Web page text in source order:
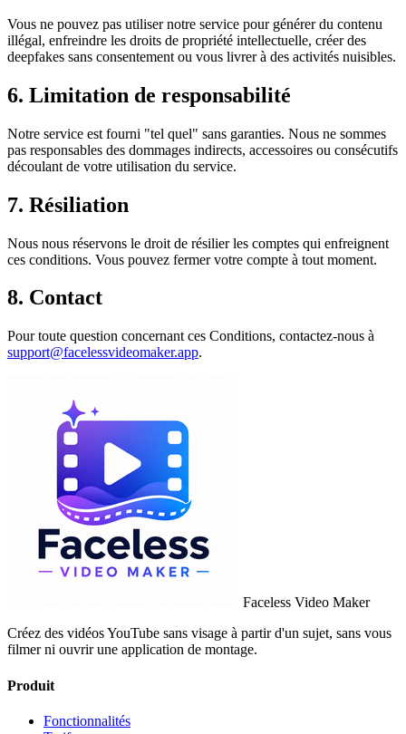
Vous ne pouvez pas utiliser notre service pour générer du contenu
illégal, enfreindre les droits de propriété intellectuelle, créer des
deepfakes sans consentement ou vous livrer à des activités nuisibles.
6. Limitation de responsabilité
Notre service est fourni "tel quel" sans garanties. Nous ne sommes
pas responsables des dommages indirects, accessoires ou consécutifs
découlant de votre utilisation du service.
7. Résiliation
Nous nous réservons le droit de résilier les comptes qui enfreignent
ces conditions. Vous pouvez fermer votre compte à tout moment.
8. Contact
Pour toute question concernant ces Conditions, contactez-nous à
support@facelessvideomaker.app.
Faceless Video Maker
Créez des vidéos YouTube sans visage à partir d'un sujet, sans vous
filmer ni ouvrir une application de montage.
Produit
Fonctionnalités